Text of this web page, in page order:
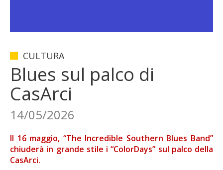
CULTURA
Blues sul palco di
CasArci
14/05/2026
Il 16 maggio, “The Incredible Southern Blues Band”
chiuderà in grande stile i “ColorDays” sul palco della
CasArci.